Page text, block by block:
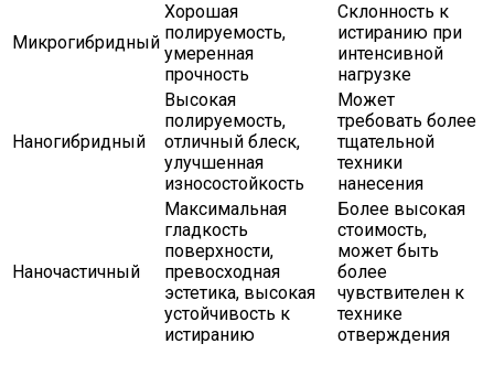
Микрогибридный
Хорошая
полируемость,
умеренная
прочность
Склонность к
истиранию при
интенсивной
нагрузке
Наногибридный
Высокая
полируемость,
отличный блеск,
улучшенная
износостойкость
Может
требовать более
тщательной
техники
нанесения
Наночастичный
Максимальная
гладкость
поверхности,
превосходная
эстетика, высокая
устойчивость к
истиранию
Более высокая
стоимость,
может быть
более
чувствителен к
технике
отверждения